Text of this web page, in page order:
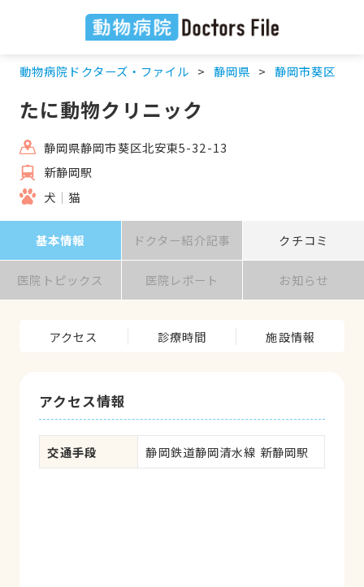
動物病院ドクターズ・ファイル 静岡県 静岡市葵区
たに動物クリニック
静岡県静岡市葵区北安東5-32-13
新静岡駅
犬
猫
基本情報 ドクター紹介記事 クチコミ
医院トピックス 医院レポート お知らせ
アクセス 診療時間 施設情報
アクセス情報
交通手段 静岡鉄道静岡清水線 新静岡駅